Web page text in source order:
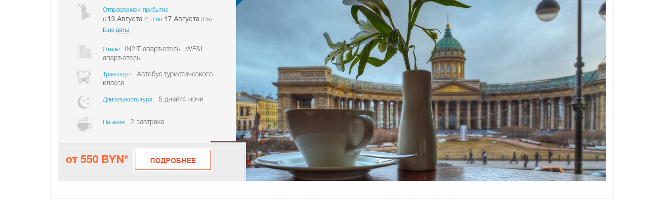
Отправление и прибытие
c 13 Августа (Чт) по 17 Августа (Пн)
Еще даты
Отель:
IN2IT апарт-отель | WE&I
апарт-отель
Транспорт:
Автобус туристического
класса
Длительность тура: 5 дней/4 ночи
Питание: 2 завтрака
от 550 BYN*